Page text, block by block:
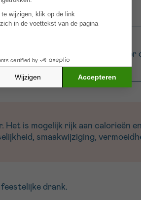
schud enkele seconden. Serveer
Het is mogelijk rijk aan calorieën
smaakwijziging,
drank.